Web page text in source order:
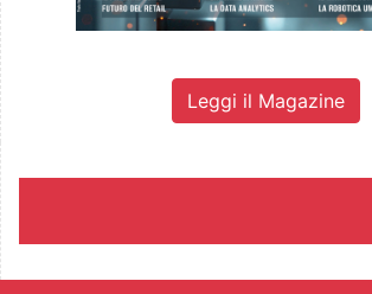
Leggi il Magazine